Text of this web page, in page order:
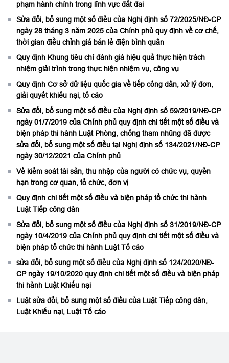
phạm hành chính trong lĩnh vực đất đai
Sửa đổi, bổ sung một số điều của Nghị định số 72/2025/NĐ-CP
ngày 28 tháng 3 năm 2025 của Chính phủ quy định về cơ chế,
thời gian điều chỉnh giá bán lẻ điện bình quân
Quy định Khung tiêu chí đánh giá hiệu quả thực hiện trách
nhiệm giải trình trong thực hiện nhiệm vụ, công vụ
Quy định Cơ sở dữ liệu quốc gia về tiếp công dân, xử lý đơn,
giải quyết khiếu nại, tố cáo
Sửa đổi, bổ sung một số điều của Nghị định số 59/2019/NĐ-CP
ngày 01/7/2019 của Chính phủ quy định chi tiết một số điều và
biện pháp thi hành Luật Phòng, chống tham nhũng đã được
sửa đổi, bổ sung một số điều tại Nghị định số 134/2021/NĐ-CP
ngày 30/12/2021 của Chính phủ
Về kiểm soát tài sản, thu nhập của người có chức vụ, quyền
hạn trong cơ quan, tổ chức, đơn vị
Quy định chi tiết một số điều và biện pháp tổ chức thi hành
Luật Tiếp công dân
Sửa đổi, bổ sung một số điều của Nghị định số 31/2019/NĐ-CP
ngày 10/4/2019 của Chính phủ quy định chi tiết một số điều và
biện pháp tổ chức thi hành Luật Tố cáo
sửa đổi, bổ sung một số điều của Nghị định số 124/2020/NĐ-
CP ngày 19/10/2020 quy định chi tiết một số điều và biện pháp
thi hành Luật Khiếu nại
Luật sửa đổi, bổ sung một số điều của Luật Tiếp công dân,
Luật Khiếu nại, Luật Tố cáo